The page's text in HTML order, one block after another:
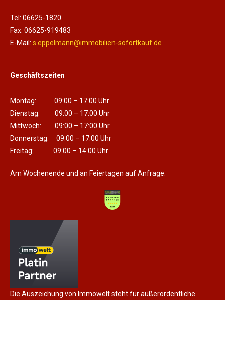
Tel: 06625-1820
Fax: 06625-919483
E-Mail: s.eppelmann@immobilien-sofortkauf.de
Geschäftszeiten
Montag: 09:00 – 17:00 Uhr
Dienstag: 09:00 – 17:00 Uhr
Mittwoch: 09:00 – 17:00 Uhr
Donnerstag: 09:00 – 17:00 Uhr
Freitag: 09:00 – 14:00 Uhr
Am Wochenende und an Feiertagen auf Anfrage.
Die Auszeichung von Immowelt steht für außerordentliche